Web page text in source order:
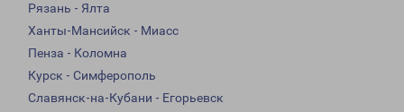
Рязань - Ялта
Ханты-Мансийск - Миасс
Пенза - Коломна
Курск - Симферополь
Славянск-на-Кубани - Егорьевск